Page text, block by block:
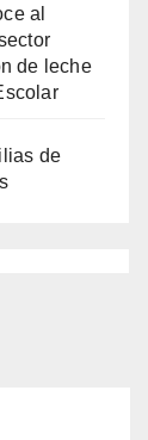
al
de leche
de